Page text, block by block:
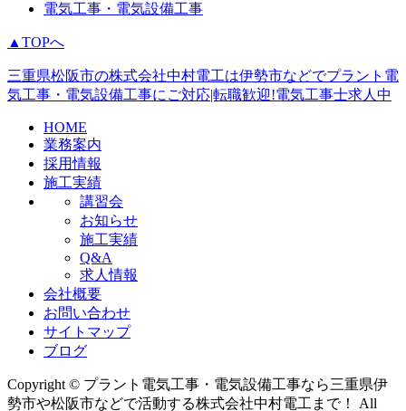
電気工事・電気設備工事
▲TOPへ
三重県松阪市の株式会社中村電工は伊勢市などでプラント電
気工事・電気設備工事にご対応|転職歓迎!電気工事士求人中
HOME
業務案内
採用情報
施工実績
講習会
お知らせ
施工実績
Q&A
求人情報
会社概要
お問い合わせ
サイトマップ
ブログ
Copyright © プラント電気工事・電気設備工事なら三重県伊
勢市や松阪市などで活動する株式会社中村電工まで！ All